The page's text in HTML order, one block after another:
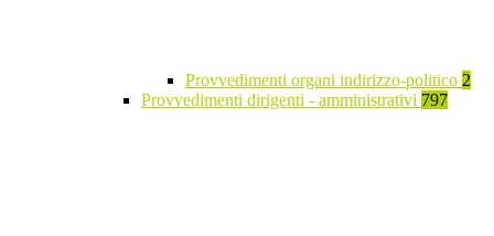
Provvedimenti organi indirizzo-politico 2
Provvedimenti dirigenti - amministrativi 797